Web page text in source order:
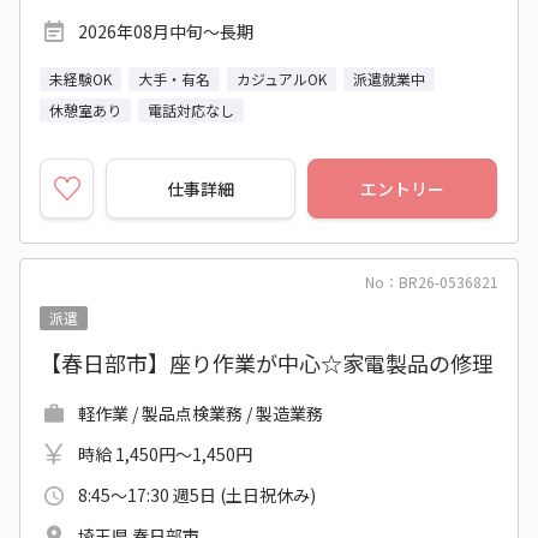
2026年08月中旬～長期
未経験OK 大手・有名 カジュアルOK
派遣就業中
休憩室あり
電話対応なし
仕事詳細 エントリー
No：BR26-0536821
派遣
【春日部市】座り作業が中心☆家電製品の修理
軽作業 / 製品点検業務 / 製造業務
時給 1,450円～1,450円
8:45～17:30 週5日 (土日祝休み)